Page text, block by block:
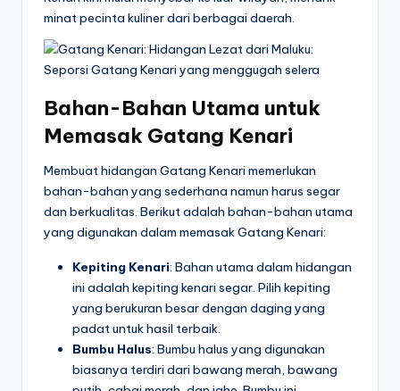
minat pecinta kuliner dari berbagai daerah.
Bahan-Bahan Utama untuk
Memasak Gatang Kenari
Membuat hidangan Gatang Kenari memerlukan
bahan-bahan yang sederhana namun harus segar
dan berkualitas. Berikut adalah bahan-bahan utama
yang digunakan dalam memasak Gatang Kenari:
Kepiting Kenari: Bahan utama dalam hidangan
ini adalah kepiting kenari segar. Pilih kepiting
yang berukuran besar dengan daging yang
padat untuk hasil terbaik.
Bumbu Halus: Bumbu halus yang digunakan
biasanya terdiri dari bawang merah, bawang